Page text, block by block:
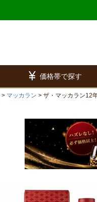
currency_yen 価格帯で探す
マッカラン ザ・マッカラン12